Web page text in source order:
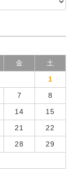
金 土
1
7 8
14 15
21 22
28 29